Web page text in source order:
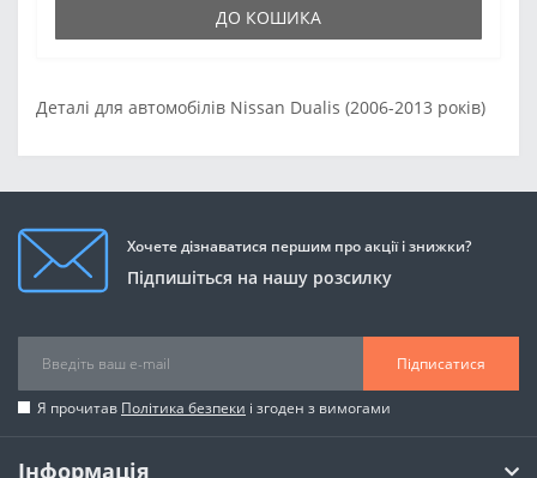
ДО КОШИКА
Деталі для автомобілів Nissan Dualis (2006-2013 років)
Хочете дізнаватися першим про акції і знижки?
Підпишіться на нашу розсилку
Підписатися
Я прочитав Політика безпеки і згоден з вимогами
Інформація